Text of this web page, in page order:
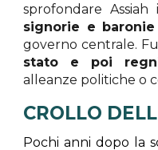
sprofondare
signorie e
governo centrale.
stato e poi
alleanze politiche o
CROLLO
Pochi anni dopo la